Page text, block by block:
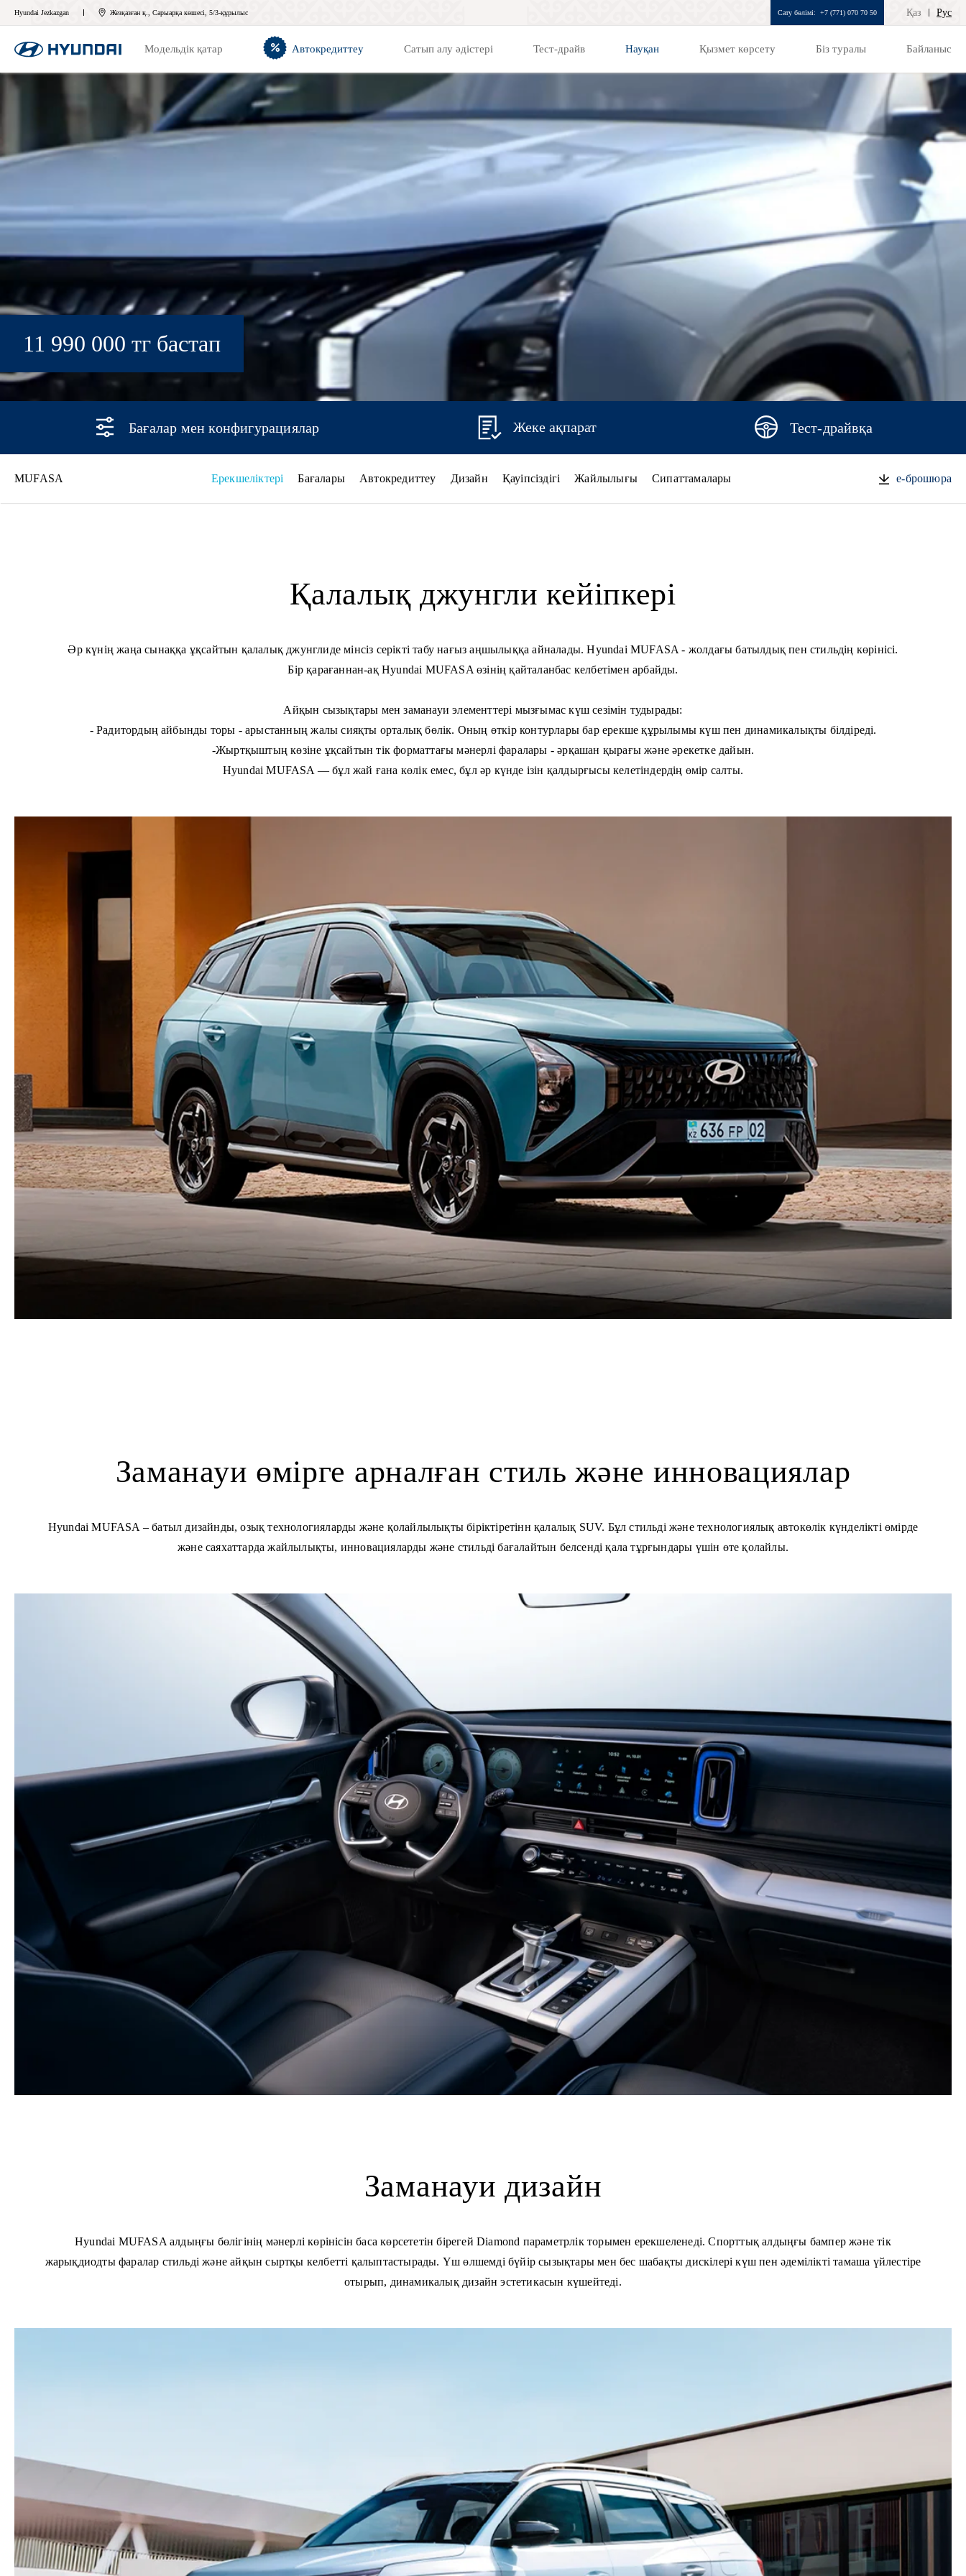
Hyundai Jezkazgan Жезқазған қ., Сарыарқа көшесі, 5/3-құрылыс Сату бөлімі: +7 (771) 070 70 50 Қаз Рус
Модельдік қатар Автокредиттеу Сатып алу әдістері Тест-драйв Науқан Қызмет көрсету Біз туралы Байланыс
MUFASA
11 990 000 тг бастап
Бағалар мен конфигурациялар Жеке ақпарат Тест-драйвқа
MUFASA Ерекшеліктері Бағалары Автокредиттеу Дизайн Қауіпсіздігі Жайлылығы Сипаттамалары e-брошюра
Қалалық джунгли кейіпкері
Әр күнің жаңа сынаққа ұқсайтын қалалық джунглиде мінсіз серікті табу нағыз аңшылыққа айналады. Hyundai MUFASA - жолдағы батылдық пен стильдің көрінісі.
Бір қарағаннан-ақ Hyundai MUFASA өзінің қайталанбас келбетімен арбайды.
Айқын сызықтары мен заманауи элементтері мызғымас күш сезімін тудырады:
- Радитордың айбынды торы - арыстанның жалы сияқты орталық бөлік. Оның өткір контурлары бар ерекше құрылымы күш пен динамикалықты білдіреді.
-Жыртқыштың көзіне ұқсайтын тік форматтағы мәнерлі фаралары - әрқашан қырағы және әрекетке дайын.
Hyundai MUFASA — бұл жай ғана көлік емес, бұл әр күнде ізін қалдырғысы келетіндердің өмір салты.
Заманауи өмірге арналған стиль және инновациялар
Hyundai MUFASA – батыл дизайнды, озық технологияларды және қолайлылықты біріктіретінн қалалық SUV. Бұл стильді және технологиялық автокөлік күнделікті өмірде
және саяхаттарда жайлылықты, инновацияларды және стильді бағалайтын белсенді қала тұрғындары үшін өте қолайлы.
Заманауи дизайн
Hyundai MUFASA алдыңғы бөлігінің мәнерлі көрінісін баса көрсететін бірегей Diamond параметрлік торымен ерекшеленеді. Спорттық алдыңғы бампер және тік
жарықдиодты фаралар стильді және айқын сыртқы келбетті қалыптастырады. Үш өлшемді бүйір сызықтары мен бес шабақты дискілері күш пен әдемілікті тамаша үйлестіре
отырып, динамикалық дизайн эстетикасын күшейтеді.